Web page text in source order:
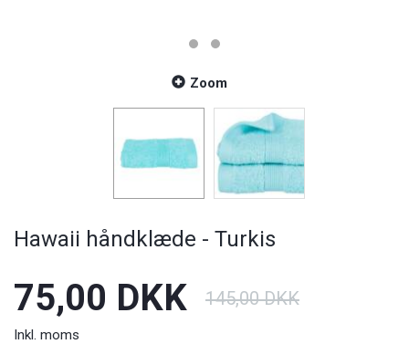
Zoom
Hawaii håndklæde - Turkis
75,00 DKK 145,00 DKK
Inkl. moms